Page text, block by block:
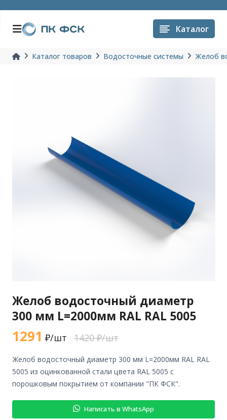
Каталог
Каталог товаров Водосточные системы Желоб
Желоб водосточный диаметр
300 мм L=2000мм RAL RAL 5005
1291 ₽/шт 1420 ₽/шт
желоб водосточный диаметр 300 мм L=2000мм RAL RAL
5005 из оцинкованной стали цвета RAL 5005 с
порошковым покрытием от компании "ПК ФСК".
Написать в WhatsApp